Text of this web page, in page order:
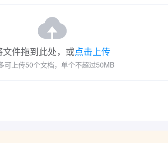
文件拖到此处，或点击上传
可上传50个文档，单个不超过50MB